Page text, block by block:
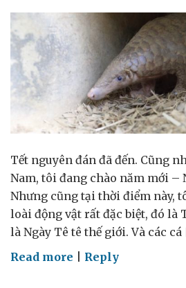
Tết nguyên đán đã đến. Cũng
Nam, tôi đang chào năm mới –
Nhưng cũng tại thời điểm này,
loài động vật rất đặc biệt, đó là
là Ngày Tê tê thế giới. Và các cá
Read more onReply